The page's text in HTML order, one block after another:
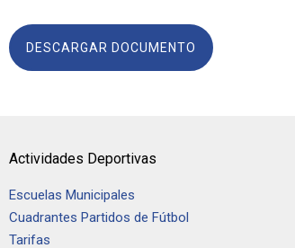
DESCARGAR DOCUMENTO
Actividades Deportivas
Escuelas Municipales
Cuadrantes Partidos de Fútbol
Tarifas